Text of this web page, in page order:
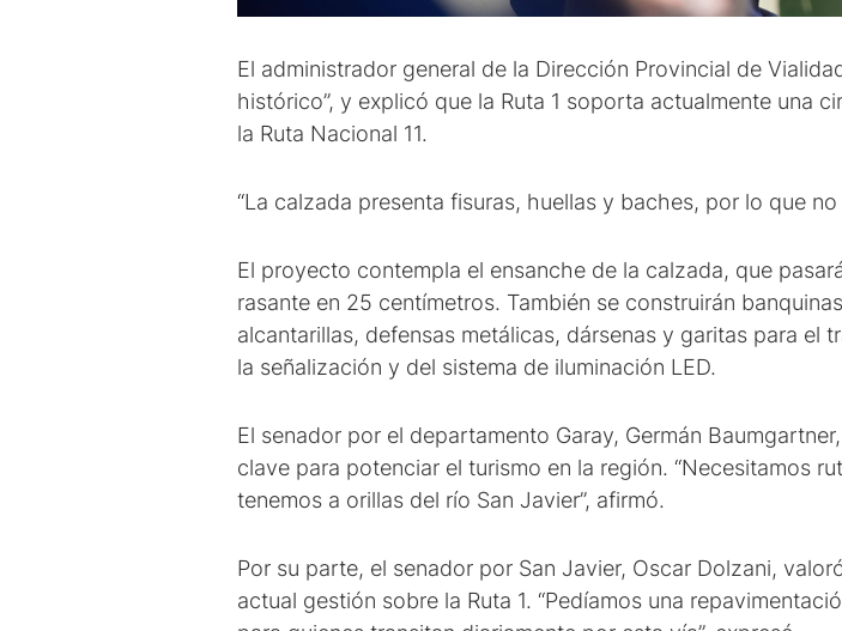
El administrador general de la Dirección Provincial de
histórico”, y explicó que la Ruta 1 soporta actualmente una
la Ruta Nacional 11.
“La calzada presenta fisuras, huellas y baches, por lo que
El proyecto contempla el ensanche de la calzada, que
rasante en 25 centímetros. También se construirán
alcantarillas, defensas metálicas, dársenas y garitas para
la señalización y del sistema de iluminación LED.
El senador por el departamento Garay, Germán
clave para potenciar el turismo en la región. “Necesitamos
tenemos a orillas del río San Javier”, afirmó.
Por su parte, el senador por San Javier, Oscar Dolzani,
actual gestión sobre la Ruta 1. “Pedíamos una